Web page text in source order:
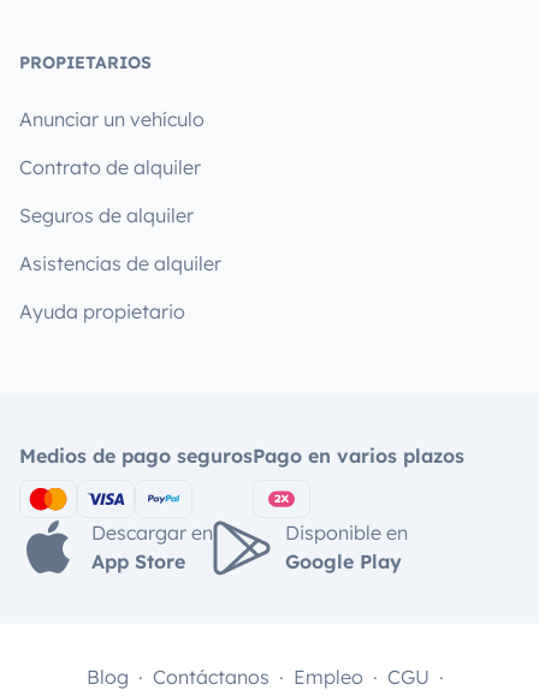
PROPIETARIOS
Anunciar un vehículo
Contrato de alquiler
Seguros de alquiler
Asistencias de alquiler
Ayuda propietario
Medios de pago segurosPago en varios plazos
Descargar en
App Store
Disponible en
Google Play
Blog Contáctanos Empleo CGU